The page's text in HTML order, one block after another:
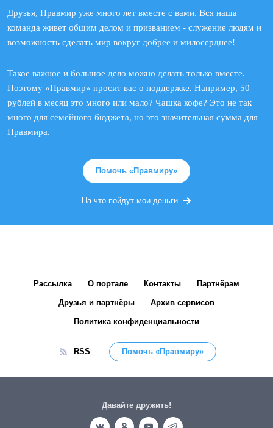
Друзья, Правмир уже много лет вместе с вами. Вся наша
команда живет общим делом и призванием - служение людям и
возможность сделать мир вокруг добрее и милосерднее!
Такое важное и большое дело можно делать только вместе.
Поэтому «Правмир» просит вас о поддержке. Например, 50
рублей в месяц это много или мало? Чашка кофе? Это не так
много для семейного бюджета, но это значительная сумма для
Правмира.
Помочь «Правмиру»
На что пойдут мои деньги
Рассылка О портале Контакты Партнёрам
Друзья и партнёры Архив сервисов
Политика конфиденциальности
RSS Помочь «Правмиру»
Давайте дружить!